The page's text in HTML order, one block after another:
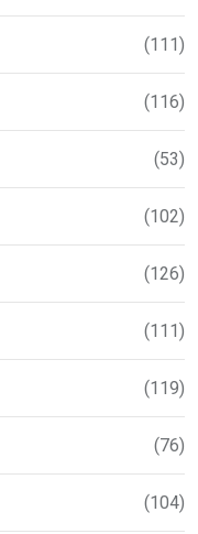
(111)
(116)
(53)
(102)
(126)
(111)
(119)
(76)
(104)